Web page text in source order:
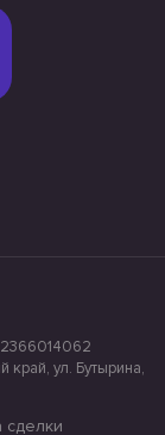
край, ул. Бутырина,
сделки